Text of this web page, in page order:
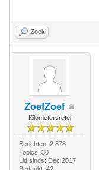
Zoek
ZoefZoef
Kilometervreter
Berichten: 2.878
Topics: 30
Lid sinds: Dec 2017